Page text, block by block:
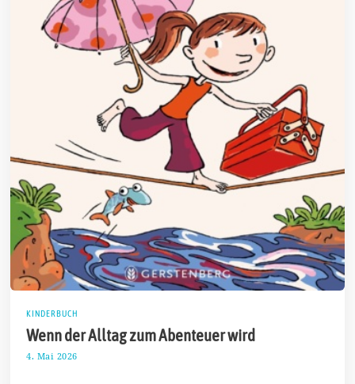
KINDERBUCH
Wenn der Alltag zum Abenteuer wird
4. Mai 2026